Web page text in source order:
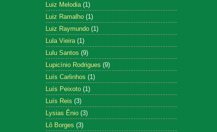
Luiz Melodia (1)
Luiz Ramalho (1)
Luiz Raymundo (1)
Lula Vieira (1)
Lulu Santos (9)
Lupicínio Rodrigues (9)
Luís Carlinhos (1)
Luís Peixoto (1)
Luís Reis (3)
Lysias Ênio (3)
Lô Borges (3)